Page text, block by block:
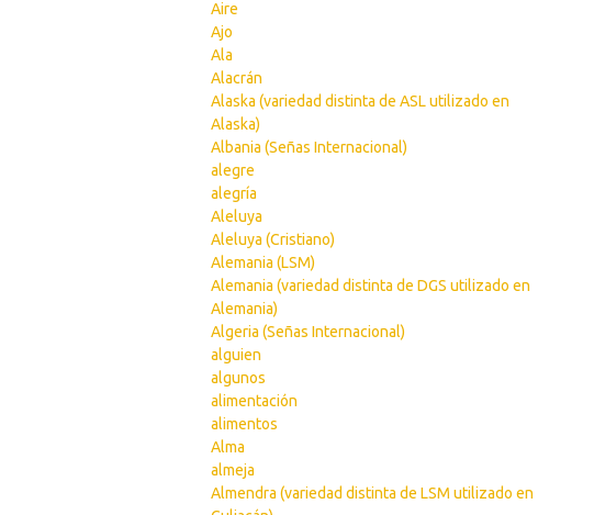
Aire
Ajo
Ala
Alacrán
Alaska (variedad distinta de ASL utilizado en
Alaska)
Albania (Señas Internacional)
alegre
alegría
Aleluya
Aleluya (Cristiano)
Alemania (LSM)
Alemania (variedad distinta de DGS utilizado en
Alemania)
Algeria (Señas Internacional)
alguien
algunos
alimentación
alimentos
Alma
almeja
Almendra (variedad distinta de LSM utilizado en